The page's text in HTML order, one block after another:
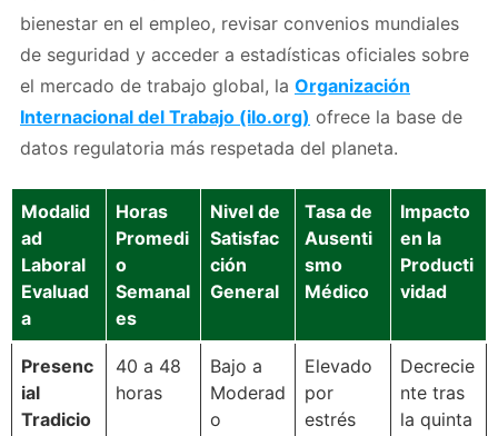
bienestar en el empleo, revisar convenios mundiales
de seguridad y acceder a estadísticas oficiales sobre
el mercado de trabajo global, la Organización
Internacional del Trabajo (ilo.org) ofrece la base de
datos regulatoria más respetada del planeta.
Modalid
ad
Laboral
Evaluad
a
Horas
Promedi
o
Semanal
es
Nivel de
Satisfac
ción
General
Tasa de
Ausenti
smo
Médico
Impacto
en la
Producti
vidad
Presenc
ial
Tradicio
40 a 48
horas
Bajo a
Moderad
o
Elevado
por
estrés
Decrecie
nte tras
la quinta